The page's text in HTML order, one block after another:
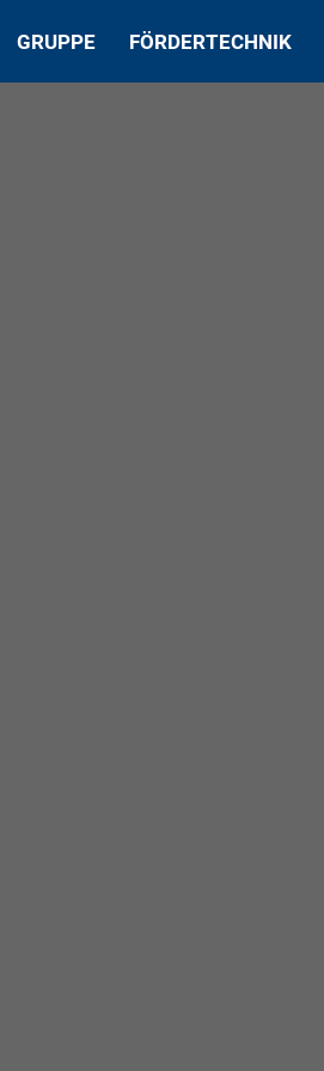
GRUPPE FÖRDERTECHNIK